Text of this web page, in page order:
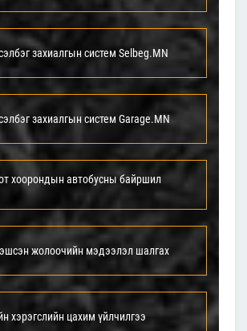
захиалгын систем Selbeg.MN
захиалгын систем Garage.MN
хоорондын автобусны байршил
жолоочийн мэдээлэл шалгах
хэрэгслийн цахим үйлчилгээ